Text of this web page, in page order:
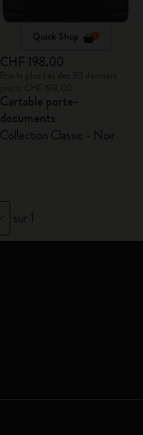
Quick Shop
CHF 198.00
Cartable porte-
documents
Collection Classic - Noir
sur 1